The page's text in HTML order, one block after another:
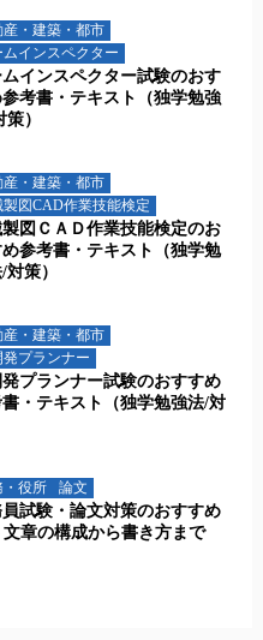
産・建築・都市
ムインスペクター
インスペクター試験のおす
考書・テキスト（独学勉強
）
産・建築・都市
製図CAD作業技能検定
図ＣＡＤ作業技能検定のお
参考書・テキスト（独学勉
対策）
産・建築・都市
発プランナー
プランナー試験のおすすめ
・テキスト（独学勉強法/対
・役所 論文
試験・論文対策のおすすめ
文章の構成から書き方まで